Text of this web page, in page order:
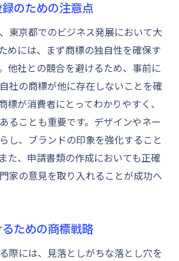
のための注意点
東京都でのビジネス発展において大
めには、まず商標の独自性を確保す
他社との競合を避けるため、事前に
社の商標が他に存在しないことを確
標が消費者にとってわかりやすく、
ることも重要です。デザインやネー
し、ブランドの印象を強化すること
た、申請書類の作成においても正確
家の意見を取り入れることが成功へ
ための商標戦略
際には、見落としがちな落とし穴を